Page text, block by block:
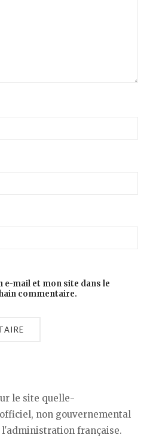
mail et mon site dans le
commentaire.
le site quelle-
non gouvernemental
française.